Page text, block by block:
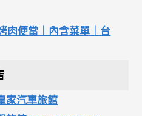
肉便當｜內含菜單｜台
家汽車旅館